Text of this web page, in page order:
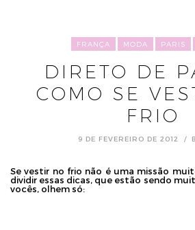
FRANÇA MODA PARIS
DIRETO DE
COMO SE
FRIO
9 DE FEVEREIRO DE 2012
Se vestir no frio não é uma missão
dividir essas dicas, que estão sendo
vocês, olhem só: